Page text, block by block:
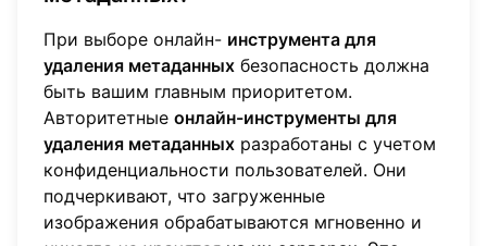
При выборе онлайн- инструмента для
удаления метаданных безопасность должна
быть вашим главным приоритетом.
Авторитетные онлайн-инструменты для
удаления метаданных разработаны с учетом
конфиденциальности пользователей. Они
подчеркивают, что загруженные
изображения обрабатываются мгновенно и